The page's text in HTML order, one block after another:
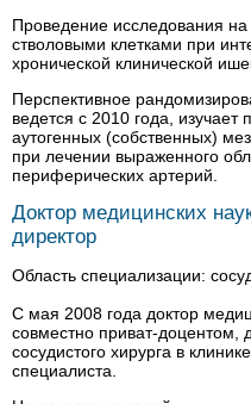
Проведение исследования
стволовыми клетками при
хронической клинической
Перспективное
ведется с 2010 года,
аутогенных (собственных)
при лечении выраженного
периферических артерий.
Доктор медицинских
директор
Область специализации:
С мая 2008 года доктор
совместно приват-доцентом,
сосудистого хирурга в
специалиста.